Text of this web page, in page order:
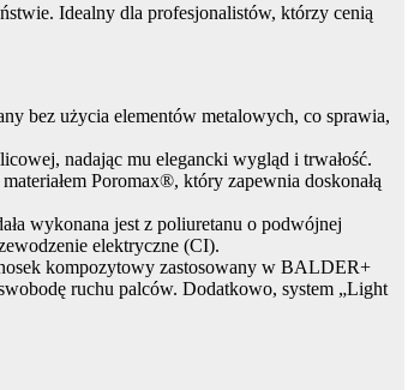
Idealny dla profesjonalistów, którzy cenią
bez użycia elementów metalowych, co sprawia,
nadając mu elegancki wygląd i trwałość.
Poromax®, który zapewnia doskonałą
wykonana jest z poliuretanu o podwójnej
elektryczne (CI).
kompozytowy zastosowany w BALDER+
ruchu palców. Dodatkowo, system „Light